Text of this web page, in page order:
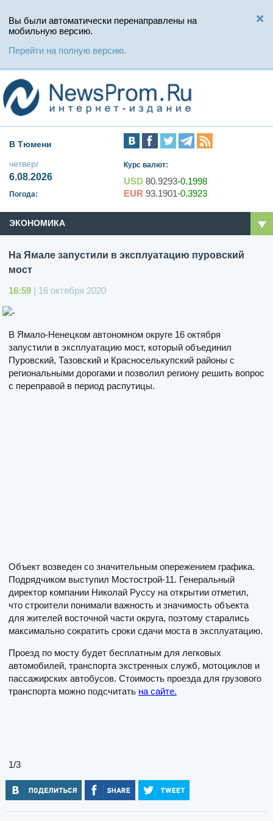
Вы были автоматически перенаправлены на
мобильную версию.
Перейти на полную версию.
В Тюмени
четверг
6.08.2026
Погода:
Курс валют:
USD 80.9293-0.1998
EUR 93.1901-0.3923
ЭКОНОМИКА
На Ямале запустили в эксплуатацию пуровский
мост
16:59 | 16 октября 2020
В Ямало-Ненецком автономном округе 16 октября
запустили в эксплуатацию мост, который объединил
Пуровский, Тазовский и Красноселькупский районы с
региональными дорогами и позволил региону решить вопрос
с переправой в период распутицы.
Объект возведен со значительным опережением графика.
Подрядчиком выступил Мостострой-11. Генеральный
директор компании Николай Руссу на открытии отметил,
что строители понимали важность и значимость объекта
для жителей восточной части округа, поэтому старались
максимально сократить сроки сдачи моста в эксплуатацию.
Проезд по мосту будет бесплатным для легковых
автомобилей, транспорта экстренных служб, мотоциклов и
пассажирских автобусов. Стоимость проезда для грузового
транспорта можно подсчитать на сайте.
1/3